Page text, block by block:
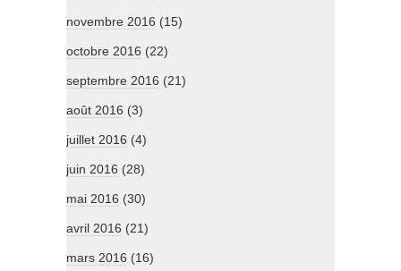
novembre 2016 (15)
octobre 2016 (22)
septembre 2016 (21)
août 2016 (3)
juillet 2016 (4)
juin 2016 (28)
mai 2016 (30)
avril 2016 (21)
mars 2016 (16)